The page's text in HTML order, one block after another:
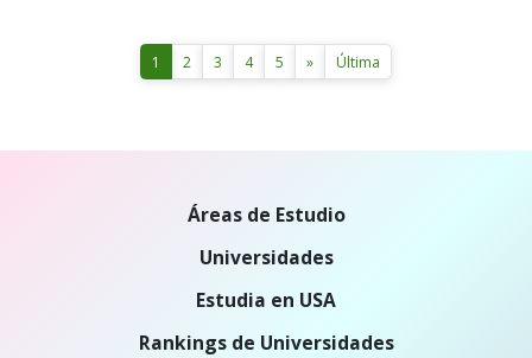
1 2 3 4 5 » Última
Áreas de Estudio
Universidades
Estudia en USA
Rankings de Universidades